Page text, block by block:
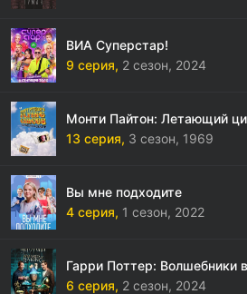
ВИА Суперстар!
9 серия, 2 сезон, 2024
Монти Пайтон: Летающий
13 серия, 3 сезон, 1969
Вы мне подходите
4 серия, 1 сезон, 2022
Гарри Поттер: Волшебники
6 серия, 2 сезон, 2024